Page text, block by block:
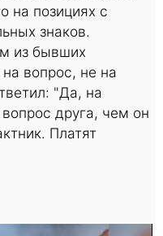
на позициях с
знаков.
из бывших
вопрос, не на
"Да, на
друга, чем он
Платят